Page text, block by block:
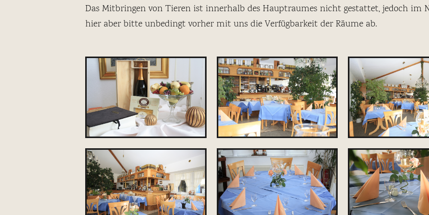
Das Mitbringen von Tieren ist innerhalb des Hauptraumes nicht gestattet, jedoch im
hier aber bitte unbedingt vorher mit uns die Verfügbarkeit der Räume ab.